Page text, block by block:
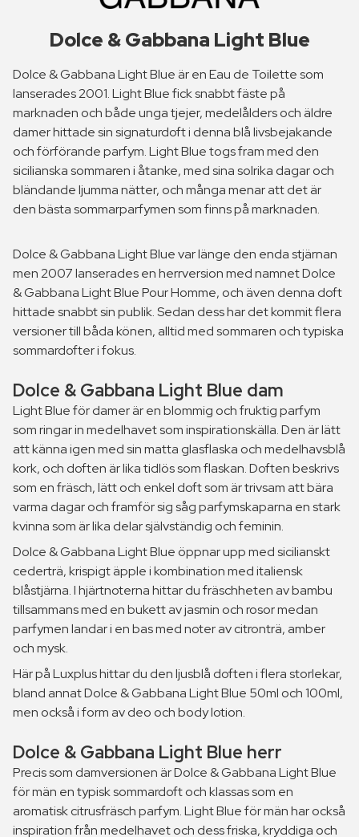
Dolce & Gabbana Light Blue
Dolce & Gabbana Light Blue är en Eau de Toilette som
lanserades 2001. Light Blue fick snabbt fäste på
marknaden och både unga tjejer, medelålders och äldre
damer hittade sin signaturdoft i denna blå livsbejakande
och förförande parfym. Light Blue togs fram med den
sicilianska sommaren i åtanke, med sina solrika dagar och
bländande ljumma nätter, och många menar att det är
den bästa sommarparfymen som finns på marknaden.
Dolce & Gabbana Light Blue var länge den enda stjärnan
men 2007 lanserades en herrversion med namnet Dolce
& Gabbana Light Blue Pour Homme, och även denna doft
hittade snabbt sin publik. Sedan dess har det kommit flera
versioner till båda könen, alltid med sommaren och typiska
sommardofter i fokus.
Dolce & Gabbana Light Blue dam
Light Blue för damer är en blommig och fruktig parfym
som ringar in medelhavet som inspirationskälla. Den är lätt
att känna igen med sin matta glasflaska och medelhavsblå
kork, och doften är lika tidlös som flaskan. Doften beskrivs
som en fräsch, lätt och enkel doft som är trivsam att bära
varma dagar och framför sig såg parfymskaparna en stark
kvinna som är lika delar självständig och feminin.
Dolce & Gabbana Light Blue öppnar upp med sicilianskt
cederträ, krispigt äpple i kombination med italiensk
blåstjärna. I hjärtnoterna hittar du fräschheten av bambu
tillsammans med en bukett av jasmin och rosor medan
parfymen landar i en bas med noter av citronträ, amber
och mysk.
Här på Luxplus hittar du den ljusblå doften i flera storlekar,
bland annat Dolce & Gabbana Light Blue 50ml och 100ml,
men också i form av deo och body lotion.
Dolce & Gabbana Light Blue herr
Precis som damversionen är Dolce & Gabbana Light Blue
för män en typisk sommardoft och klassas som en
aromatisk citrusfräsch parfym. Light Blue för män har också
inspiration från medelhavet och dess friska, kryddiga och